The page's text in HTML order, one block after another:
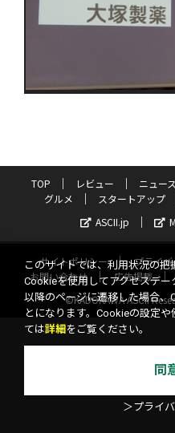
TOP レビュー ニュース
グルメ
スタートアップ
ASCII.jp
サイトポリシー プライ
お問い合わせ
広告掲載
©KADOKAWA ASCII
このサイトでは、利用状況の把
Cookieを使用してアクセスデ
以降のページに遷移した場合、
とになります。Cookieの設定
ては詳細 をご覧ください。
同
＞プライ